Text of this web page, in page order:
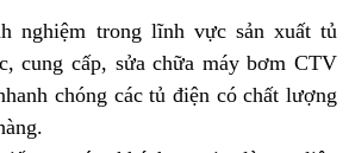
nghiệm trong lĩnh vực sản xuất tủ
cung cấp, sửa chữa máy bơm CTV
chóng các tủ điện có chất lượng